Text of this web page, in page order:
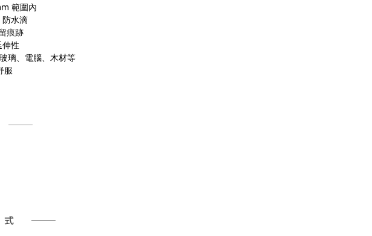
範圍內
水滴
痕跡
性
、電腦、 木材等
服